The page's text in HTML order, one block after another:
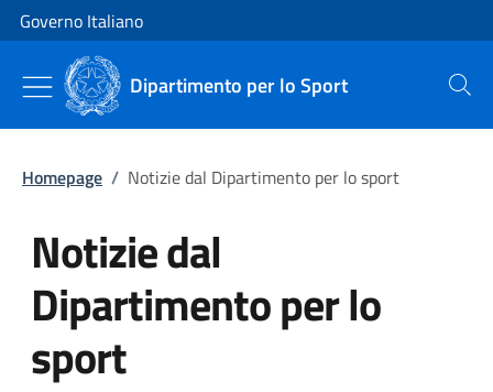
Vai al contenuto
Vai alla navigazione del sito
Governo Italiano
Dipartimento per lo Sport Cerca
Homepage / Notizie dal Dipartimento per lo sport
Notizie dal
Dipartimento per lo
sport